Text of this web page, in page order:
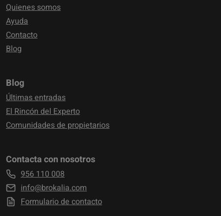
Quienes somos
Ayuda
Contacto
Blog
Blog
Últimas entradas
El Rincón del Experto
Comunidades de propietarios
Contacta con nosotros
956 110 008
info@brokalia.com
Formulario de contacto